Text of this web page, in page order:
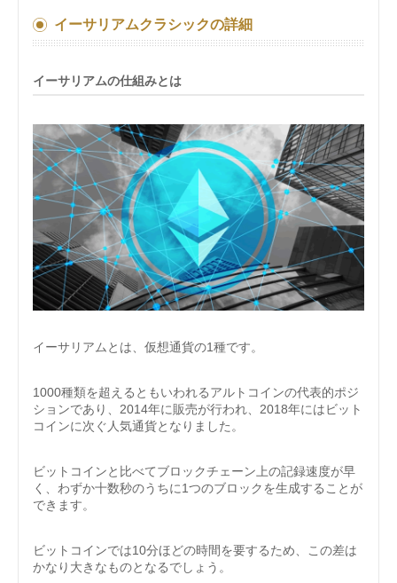
イーサリアムクラシックの詳細
イーサリアムの仕組みとは
イーサリアムとは、仮想通貨の1種です。
1000種類を超えるともいわれるアルトコインの代表的ポジ
ションであり、2014年に販売が行われ、2018年にはビット
コインに次ぐ人気通貨となりました。
ビットコインと比べてブロックチェーン上の記録速度が早
く、わずか十数秒のうちに1つのブロックを生成することが
できます。
ビットコインでは10分ほどの時間を要するため、この差は
かなり大きなものとなるでしょう。